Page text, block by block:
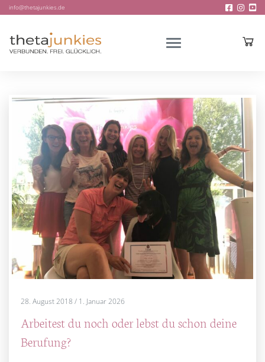
info@thetajunkies.de
28. August 2018 / 1. Januar 2026
Arbeitest du noch oder lebst du schon deine
Berufung?